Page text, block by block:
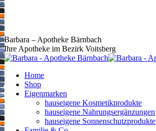
BEREITSCHAFT
+43 3142 62553
Barbara – Apotheke Bärnbach
Ihre Apotheke im Bezirk Voitsberg
Home
Shop
Eigenmarken
hauseigene Kosmetikprodukte
hauseigene Nahrungsergänzungen
hauseigene Sonnenschutzprodukte